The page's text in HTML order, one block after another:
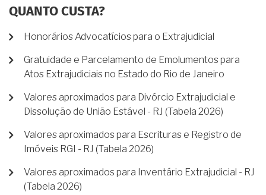
QUANTO CUSTA?
Honorários Advocatícios para o Extrajudicial
Gratuidade e Parcelamento de Emolumentos para
Atos Extrajudiciais no Estado do Rio de Janeiro
Valores aproximados para Divórcio Extrajudicial e
Dissolução de União Estável - RJ (Tabela 2026)
Valores aproximados para Escrituras e Registro de
Imóveis RGI - RJ (Tabela 2026)
Valores aproximados para Inventário Extrajudicial - RJ
(Tabela 2026)